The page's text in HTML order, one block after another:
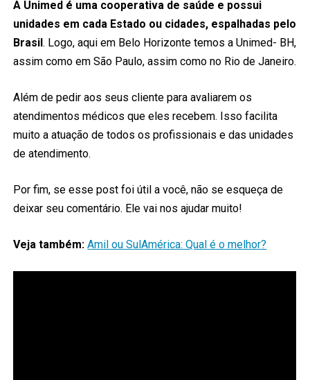
A Unimed é uma cooperativa de saúde e possui
unidades em cada Estado ou cidades, espalhadas pelo
Brasil. Logo, aqui em Belo Horizonte temos a Unimed- BH,
assim como em São Paulo, assim como no Rio de Janeiro.
Além de pedir aos seus cliente para avaliarem os
atendimentos médicos que eles recebem. Isso facilita
muito a atuação de todos os profissionais e das unidades
de atendimento.
Por fim, se esse post foi útil a você, não se esqueça de
deixar seu comentário. Ele vai nos ajudar muito!
Veja também: Amil ou SulAmérica: Qual é o melhor?